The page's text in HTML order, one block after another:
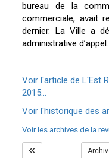
bureau de la
commerciale, avait
dernier. La Ville a
administrative d’appel.
Voir l'article de L'Est
2015...
Voir l'historique des
Voir les archives de la